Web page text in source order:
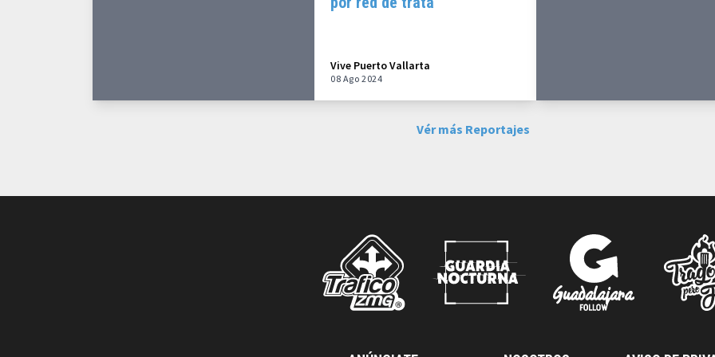
Vive Puerto Vallarta
08 Ago 2024
Vér más Reportajes